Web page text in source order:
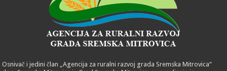
Osnivač i jedini član „Agencija za ruralni razvoj grada Sremska Mitrovica“